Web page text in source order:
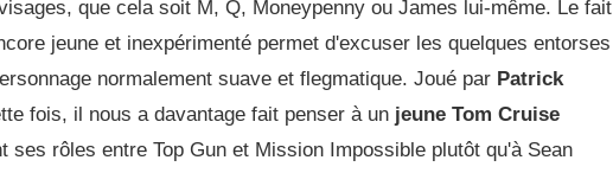
que cela soit M, Q, Moneypenny ou James lui-même. Le fait
jeune et inexpérimenté permet d'excuser les quelques entorses
normalement suave et flegmatique. Joué par Patrick
fois, il nous a davantage fait penser à un jeune Tom Cruise
ses rôles entre Top Gun et Mission Impossible plutôt qu'à Sean